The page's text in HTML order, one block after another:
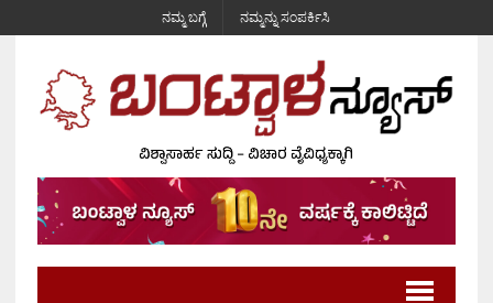
ನಮ್ಮ ಬಗ್ಗೆ ನಮ್ಮನ್ನು ಸಂಪರ್ಕಿಸಿ